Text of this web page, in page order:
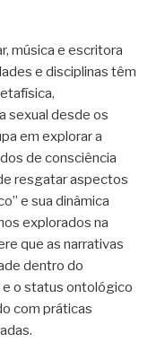
música e escritora
e disciplinas têm
sexual desde os
em explorar a
de consciência
resgatar aspectos
e sua dinâmica
explorados na
que as narrativas
dentro do
o status ontológico
com práticas